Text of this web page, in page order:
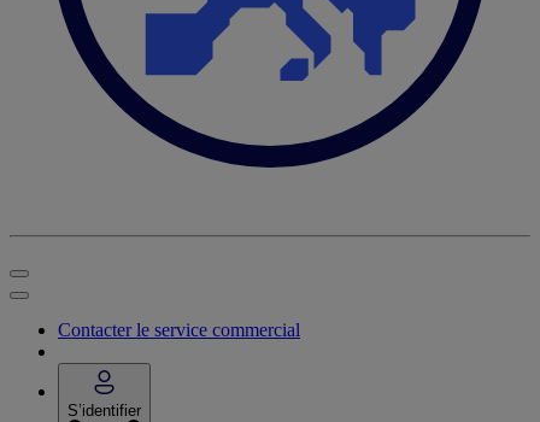
Contacter le service commercial
S’identifier